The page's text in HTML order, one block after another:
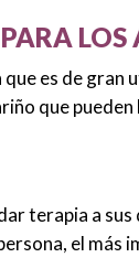
LOS
es de gran
que
terapia a
el más